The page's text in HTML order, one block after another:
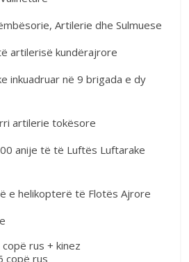
Artilerie dhe Sulmuese
artilerisë kundërajrore
inkuadruar në 9 brigada e dy
artilerie tokësore
anije të të Luftës Luftarake
e helikopterë të Flotës Ajrore
rus + kinez
copë rus